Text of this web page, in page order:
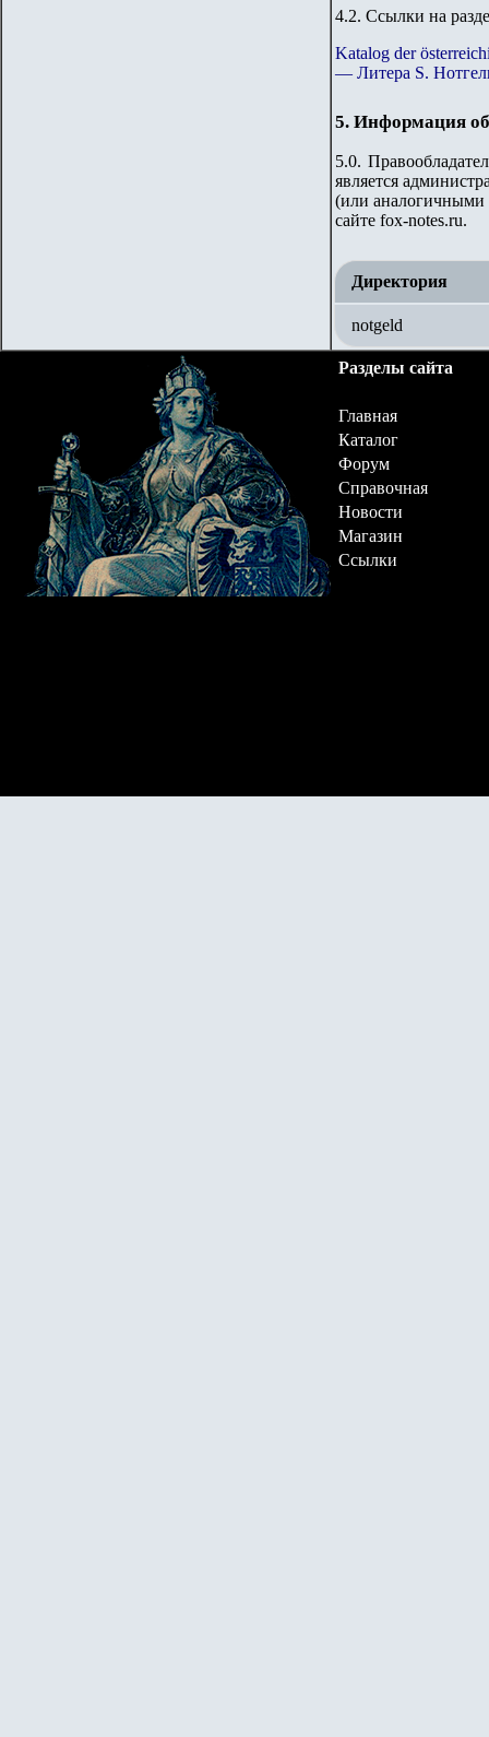
4.2. Ссылки на
Katalog der
— Литера S.
5. Информация
5.0.
является
(или аналогичными
сайте fox-notes.ru.
Директория
notgeld
Разделы сайта
Главная
Каталог
Форум
Справочная
Новости
Магазин
Ссылки